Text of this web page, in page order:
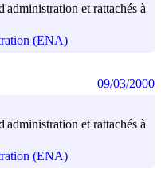
et rattachés à
(ENA)
et rattachés à
(ENA)
09/03/2000